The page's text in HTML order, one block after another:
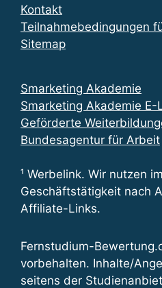
Kontakt
Teilnahmebedingungen
Sitemap
Smarketing Akademie
Smarketing Akademie E-
Geförderte
Bundesagentur für Arbeit
¹ Werbelink. Wir nutzen
Geschäftstätigkeit nach
Affiliate-Links.
Fernstudium-
vorbehalten. Inhalte/
seitens der